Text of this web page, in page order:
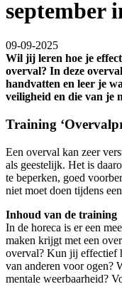
september
09-09-2025
Wil jij leren hoe je
overval? In deze
handvatten en leer je
veiligheid en die van je
Training
Een overval kan zeer
als geestelijk. Het is
te beperken, goed
niet moet doen tijdens
Inhoud van de training
In de horeca is er een
maken krijgt met een
overval? Kun jij effectief
van anderen voor ogen?
mentale weerbaarheid?